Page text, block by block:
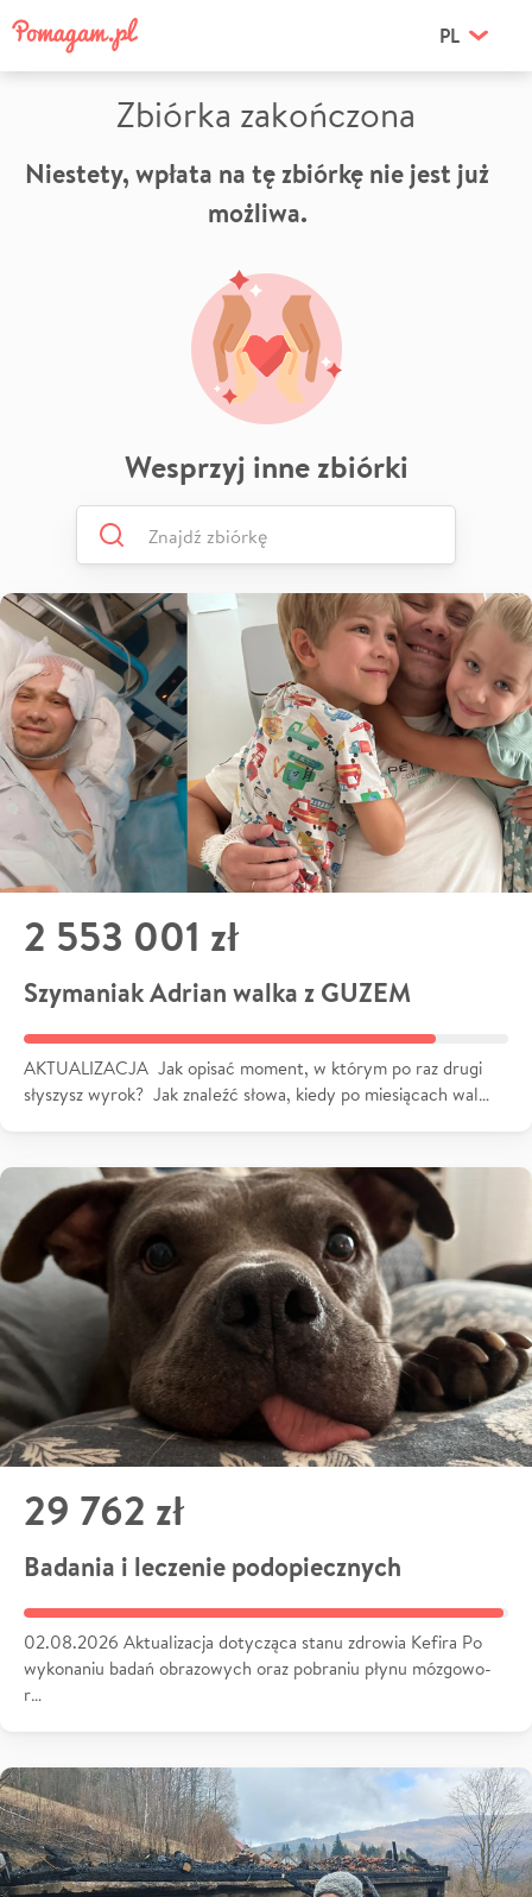
PL
Zbiórka zakończona
Niestety, wpłata na tę zbiórkę nie jest już
możliwa.
Wesprzyj inne zbiórki
2 553 001 zł
Szymaniak Adrian walka z GUZEM
AKTUALIZACJA Jak opisać moment, w którym po raz drugi
słyszysz wyrok? Jak znaleźć słowa, kiedy po miesiącach wal…
29 762 zł
Badania i leczenie podopiecznych
02.08.2026 Aktualizacja dotycząca stanu zdrowia Kefira Po
wykonaniu badań obrazowych oraz pobraniu płynu mózgowo-
r…